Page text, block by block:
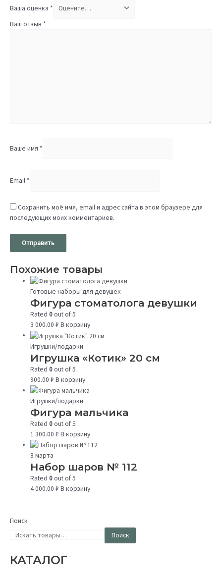
Поиск
Поиск
КАТАЛОГ
Ваша оценка *
Ваш отзыв *
Ваше имя *
Email *
Сохранить моё имя, email и адрес сайта в этом браузере для
последующих моих комментариев.
Похожие товары
Готовые наборы для девушек
Фигура стоматолога девушки
Rated0out of 5
3 000.00₽ В корзину
Игрушки/подарки
Игрушка «Котик» 20 см
Rated0out of 5
900.00₽ В корзину
Игрушки/подарки
Фигура мальчика
Rated0out of 5
1 300.00₽ В корзину
8 марта
Набор шаров № 112
Rated0out of 5
4 000.00₽ В корзину